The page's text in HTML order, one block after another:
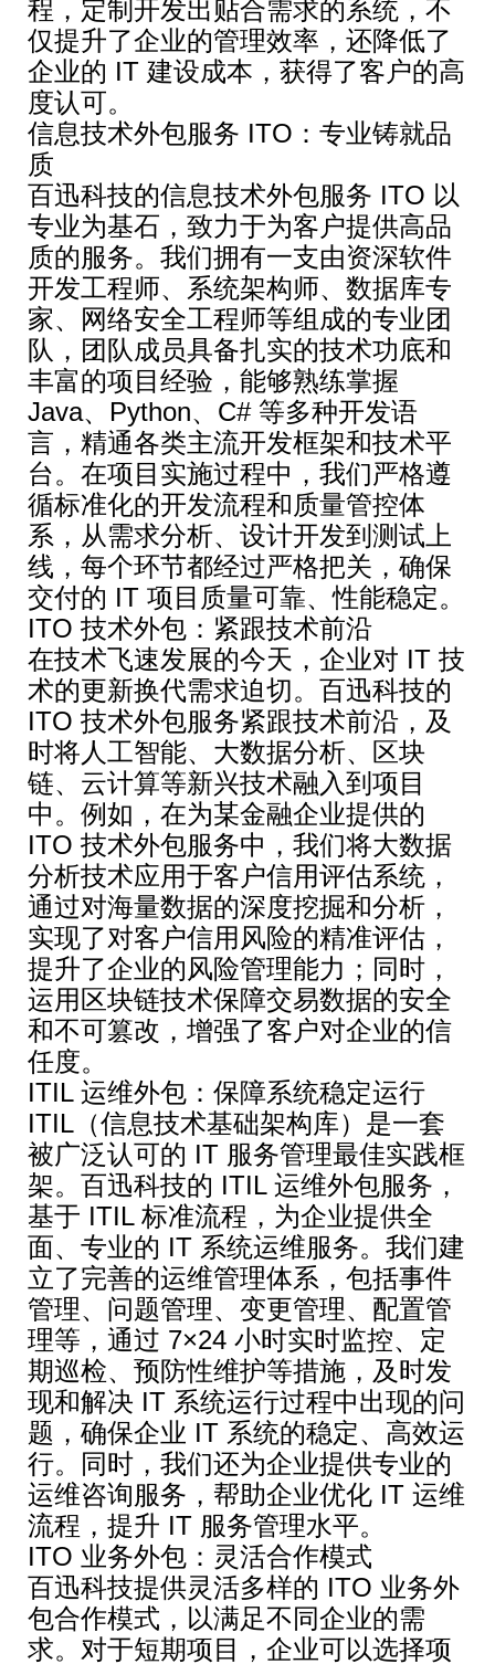
程，定制开发出贴合需求的系统，不
仅提升了企业的管理效率，还降低了
企业的 IT 建设成本，获得了客户的高
度认可。
信息技术外包服务 ITO：专业铸就品
质
百迅科技的信息技术外包服务 ITO 以
专业为基石，致力于为客户提供高品
质的服务。我们拥有一支由资深软件
开发工程师、系统架构师、数据库专
家、网络安全工程师等组成的专业团
队，团队成员具备扎实的技术功底和
丰富的项目经验，能够熟练掌握
Java、Python、C# 等多种开发语
言，精通各类主流开发框架和技术平
台。在项目实施过程中，我们严格遵
循标准化的开发流程和质量管控体
系，从需求分析、设计开发到测试上
线，每个环节都经过严格把关，确保
交付的 IT 项目质量可靠、性能稳定。
ITO 技术外包：紧跟技术前沿
在技术飞速发展的今天，企业对 IT 技
术的更新换代需求迫切。百迅科技的
ITO 技术外包服务紧跟技术前沿，及
时将人工智能、大数据分析、区块
链、云计算等新兴技术融入到项目
中。例如，在为某金融企业提供的
ITO 技术外包服务中，我们将大数据
分析技术应用于客户信用评估系统，
通过对海量数据的深度挖掘和分析，
实现了对客户信用风险的精准评估，
提升了企业的风险管理能力；同时，
运用区块链技术保障交易数据的安全
和不可篡改，增强了客户对企业的信
任度。
ITIL 运维外包：保障系统稳定运行
ITIL（信息技术基础架构库）是一套
被广泛认可的 IT 服务管理最佳实践框
架。百迅科技的 ITIL 运维外包服务，
基于 ITIL 标准流程，为企业提供全
面、专业的 IT 系统运维服务。我们建
立了完善的运维管理体系，包括事件
管理、问题管理、变更管理、配置管
理等，通过 7×24 小时实时监控、定
期巡检、预防性维护等措施，及时发
现和解决 IT 系统运行过程中出现的问
题，确保企业 IT 系统的稳定、高效运
行。同时，我们还为企业提供专业的
运维咨询服务，帮助企业优化 IT 运维
流程，提升 IT 服务管理水平。
ITO 业务外包：灵活合作模式
百迅科技提供灵活多样的 ITO 业务外
包合作模式，以满足不同企业的需
求。对于短期项目，企业可以选择项